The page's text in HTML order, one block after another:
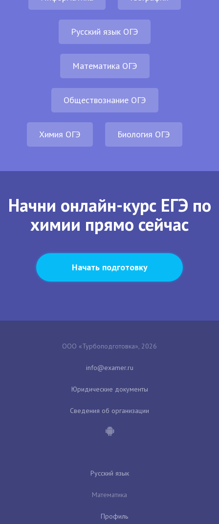
Русский язык ОГЭ
Математика ОГЭ
Обществознание ОГЭ
Химия ОГЭ Биология ОГЭ
Начни онлайн-курс ЕГЭ по
химии прямо сейчас
Начать подготовку
ООО «Турбоподготовка», 2026
Юридические документы
Сведения об организации
Русский язык
Математика
Профиль